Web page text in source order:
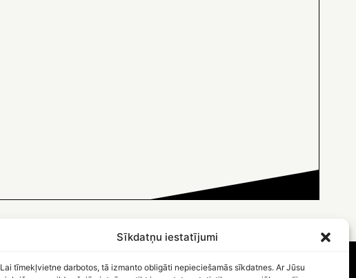
Sīkdatņu iestatījumi
Lai tīmekļvietne darbotos, tā izmanto obligāti nepieciešamās sīkdatnes. Ar Jūsu